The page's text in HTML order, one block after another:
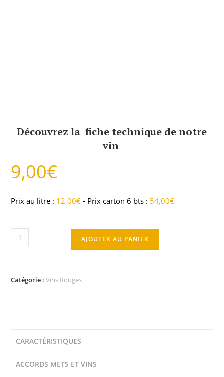
Découvrez la fiche technique de notre
vin
9,00€
Prix au litre : 12,00€ - Prix carton 6 bts : 54,00€
AJOUTER AU PANIER
Catégorie :Vins Rouges
CARACTÉRISTIQUES
ACCORDS METS ET VINS